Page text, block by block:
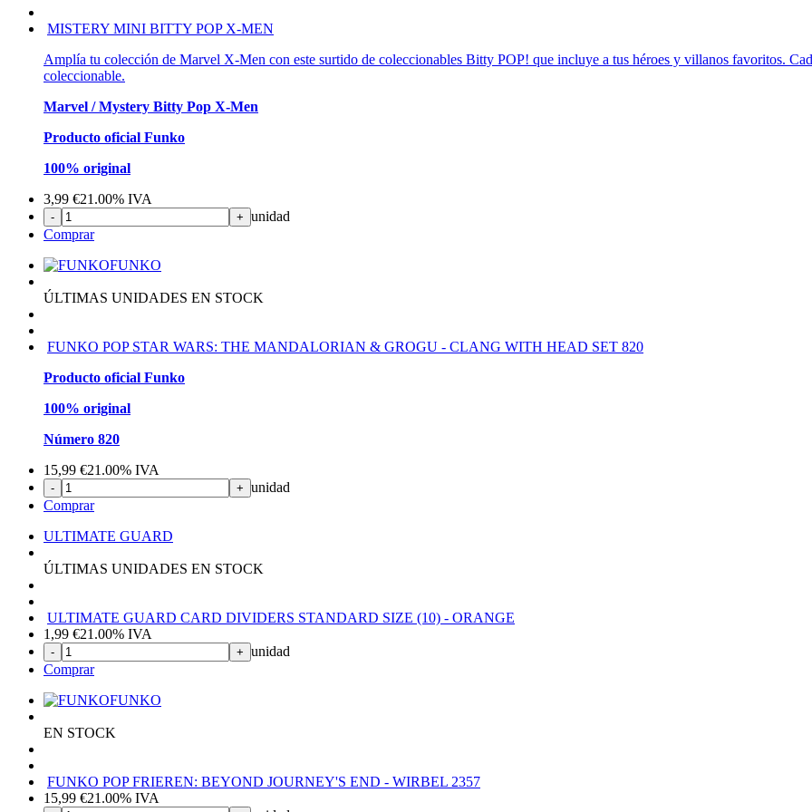
MISTERY MINI BITTY POP X-MEN
Amplía tu colección de Marvel X-Men con este surtido de coleccionables Bitty POP! que incluye a tus héroes y villanos favoritos.
coleccionable.
Marvel / Mystery Bitty Pop X-Men
Producto oficial Funko
100% original
3,99 €21.00% IVA
- + unidad
Comprar
FUNKO
ÚLTIMAS UNIDADES EN STOCK
FUNKO POP STAR WARS: THE MANDALORIAN & GROGU - CLANG WITH HEAD SET 820
Producto oficial Funko
100% original
Número 820
15,99 €21.00% IVA
- + unidad
Comprar
ULTIMATE GUARD
ÚLTIMAS UNIDADES EN STOCK
ULTIMATE GUARD CARD DIVIDERS STANDARD SIZE (10) - ORANGE
1,99 €21.00% IVA
- + unidad
Comprar
FUNKO
EN STOCK
FUNKO POP FRIEREN: BEYOND JOURNEY'S END - WIRBEL 2357
15,99 €21.00% IVA